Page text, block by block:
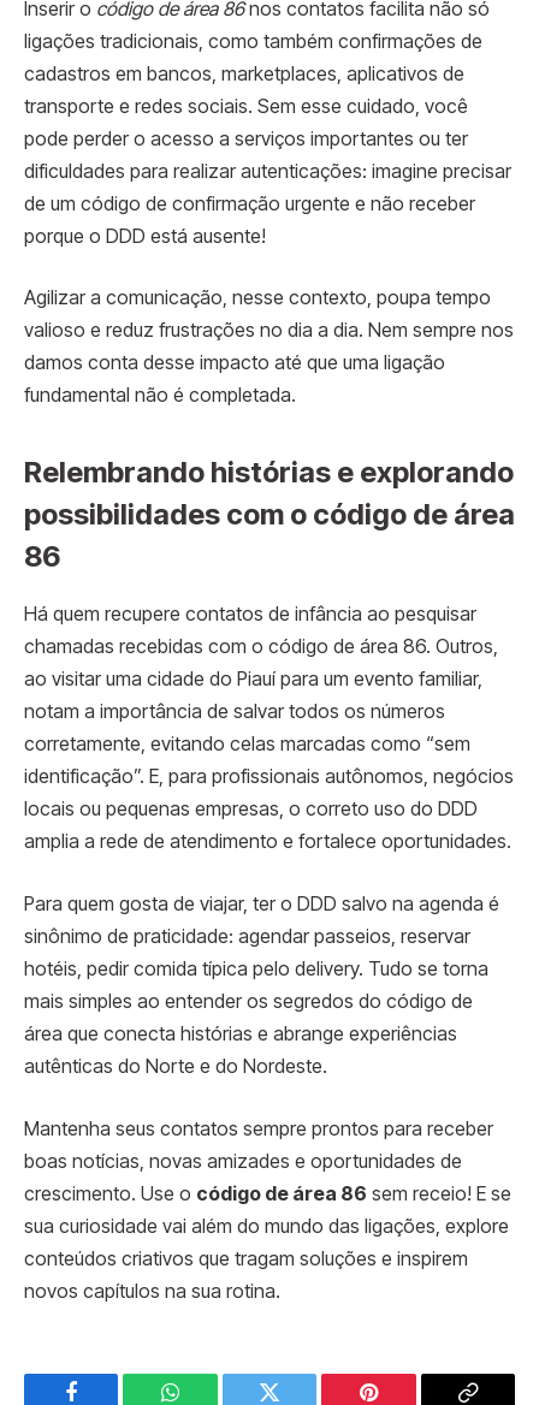
Inserir o código de área 86nos contatos facilita não só
ligações tradicionais, como também confirmações de
cadastros em bancos, marketplaces, aplicativos de
transporte e redes sociais. Sem esse cuidado, você
pode perder o acesso a serviços importantes ou ter
dificuldades para realizar autenticações: imagine precisar
de um código de confirmação urgente e não receber
porque o DDD está ausente!
Agilizar a comunicação, nesse contexto, poupa tempo
valioso e reduz frustrações no dia a dia. Nem sempre nos
damos conta desse impacto até que uma ligação
fundamental não é completada.
Relembrando histórias e explorando
possibilidades com o código de área
86
Há quem recupere contatos de infância ao pesquisar
chamadas recebidas com o código de área 86. Outros,
ao visitar uma cidade do Piauí para um evento familiar,
notam a importância de salvar todos os números
corretamente, evitando celas marcadas como “sem
identificação”. E, para profissionais autônomos, negócios
locais ou pequenas empresas, o correto uso do DDD
amplia a rede de atendimento e fortalece oportunidades.
Para quem gosta de viajar, ter o DDD salvo na agenda é
sinônimo de praticidade: agendar passeios, reservar
hotéis, pedir comida típica pelo delivery. Tudo se torna
mais simples ao entender os segredos do código de
área que conecta histórias e abrange experiências
autênticas do Norte e do Nordeste.
Mantenha seus contatos sempre prontos para receber
boas notícias, novas amizades e oportunidades de
crescimento. Use o código de área 86 sem receio! E se
sua curiosidade vai além do mundo das ligações, explore
conteúdos criativos que tragam soluções e inspirem
novos capítulos na sua rotina.